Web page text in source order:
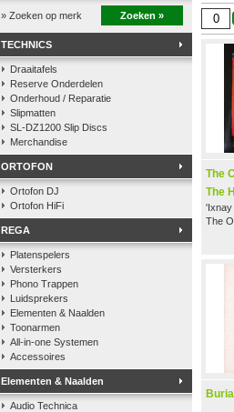
» Zoeken op merk Zoeken »
TECHNICS
Draaitafels
Reserve Onderdelen
Onderhoud / Reparatie
Slipmatten
SL-DZ1200 Slip Discs
Merchandise
ORTOFON
Ortofon DJ
Ortofon HiFi
REGA
Platenspelers
Versterkers
Phono Trappen
Luidsprekers
Elementen & Naalden
Toonarmen
All-in-one Systemen
Accessoires
Elementen & Naalden
Audio Technica
The
The
'Ixnay
The